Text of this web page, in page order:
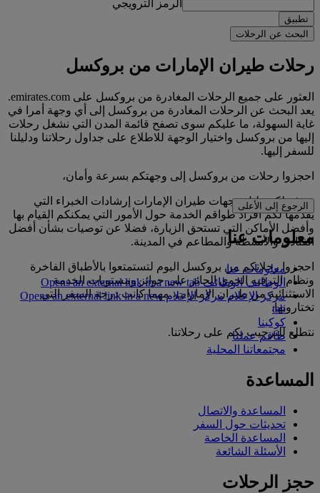
الرمز الترويجي
تطبيق
البحث عن الرحلات
رحلات طيران الإمارات من بروكسل
العثور على جميع الرحلات المغادرة من بروكسل على emirates.com.
يعد البحث عن الرحلات المغادرة من بروكسل إلى أي وجهة أمرا في
غاية السهولة، ما عليكم سوى تصفح قائمة المدن التي نشغل رحلات
إليها من بروكسل واختيار الوجهة للاطلاع على جداول رحلاتنا ودليلنا
للسفر إليها.
احجزوا رحلات من بروكسل إلى وجهتكم بسرعة وأمان،
ويوفر لكم دليل وجهات طيران الإمارات إرشادات الخبراء التي
يقدمها لكم أفراد طواقم الخدمة حول الأمور التي يمكنكم القيام بها
وأفضل الأماكن التي تستحق الزيارة، فضلا عن توصيات بشأن أفضل
الفنادق والأنشطة والمطاعم في المدينة.
احجزوا رحلاتكم من بروكسل اليوم لتستمتعوا بالأطباق الفاخرة
ونظام الترفيه الجوي الحائز على جوائز ومستويات الخدمة
الاستثنائية من طيران الإمارات، مهما كانت درجة السفر التي
تختارونها.
نتطلع للترحيب بكم على رحلاتنا.
الرجوع إلى الأعلى
معلومات عنا
معلومات عنا
الوظائفالوظائف Opens an external link in a new tab
مركز الإعلام
مركز الإعلام Opens an external link in a new
tab
كوكبنا
طاقم عملنا
مجتمعاتنا المحلية
المساعدة
المساعدة والاتصال
تحديثات حول السفر
المساعدة الخاصة
الأسئلة الشائعة
حجز الرحلات